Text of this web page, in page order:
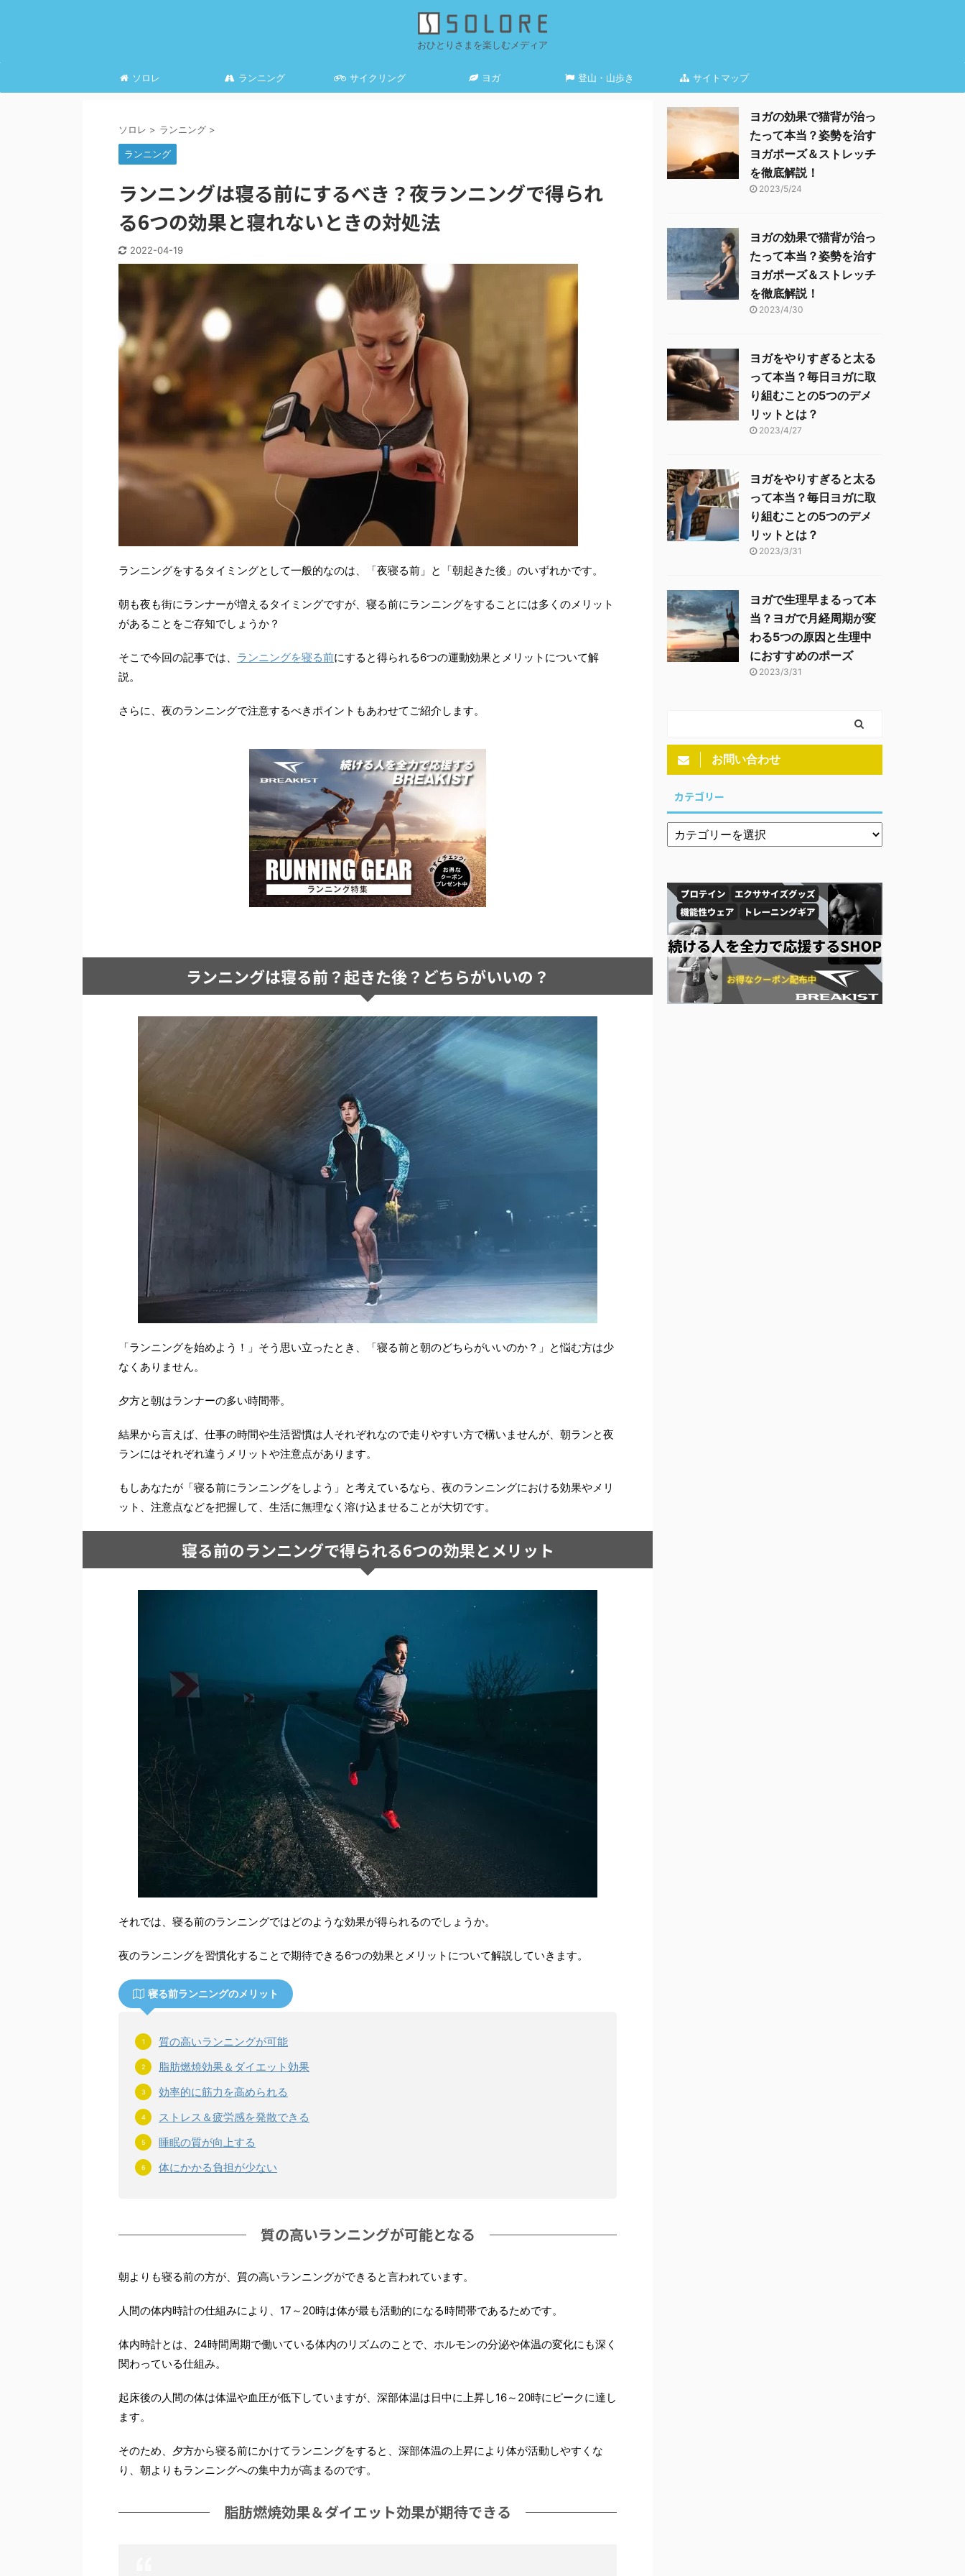
おひとりさまを楽しむメディア
ソロレ ランニング サイクリング ヨガ 登山・山歩き サイトマップ
ソロレ > ランニング >
ランニング
ランニングは寝る前にするべき？夜ランニングで得られ
る6つの効果と寝れないときの対処法
2022-04-19
ランニングをするタイミングとして一般的なのは、「夜寝る前」と「朝起きた後」のいずれかです。
朝も夜も街にランナーが増えるタイミングですが、寝る前にランニングをすることには多くのメリット
があることをご存知でしょうか？
そこで今回の記事では、 ランニングを寝る前にすると得られる6つの運動効果とメリットについて解
説。
さらに、夜のランニングで注意するべきポイントもあわせてご紹介します。
ランニングは寝る前？起きた後？どちらがいいの？
「ランニングを始めよう！」そう思い立ったとき、「寝る前と朝のどちらがいいのか？」と悩む方は少
なくありません。
夕方と朝はランナーの多い時間帯。
結果から言えば、仕事の時間や生活習慣は人それぞれなので走りやすい方で構いませんが、朝ランと夜
ランにはそれぞれ違うメリットや注意点があります。
もしあなたが「寝る前にランニングをしよう」と考えているなら、夜のランニングにおける効果やメリ
ット、注意点などを把握して、生活に無理なく溶け込ませることが大切です。
寝る前のランニングで得られる6つの効果とメリット
それでは、寝る前のランニングではどのような効果が得られるのでしょうか。
夜のランニングを習慣化することで期待できる6つの効果とメリットについて解説していきます。
寝る前ランニングのメリット
質の高いランニングが可能
脂肪燃焼効果＆ダイエット効果
効率的に筋力を高められる
ストレス＆疲労感を発散できる
睡眠の質が向上する
体にかかる負担が少ない
質の高いランニングが可能となる
朝よりも寝る前の方が、質の高いランニングができると言われています。
人間の体内時計の仕組みにより、17～20時は体が最も活動的になる時間帯であるためです。
体内時計とは、24時間周期で働いている体内のリズムのことで、ホルモンの分泌や体温の変化にも深く
関わっている仕組み。
起床後の人間の体は体温や血圧が低下していますが、深部体温は日中に上昇し16～20時にピークに達し
ます。
そのため、夕方から寝る前にかけてランニングをすると、深部体温の上昇により体が活動しやすくな
り、朝よりもランニングへの集中力が高まるのです。
脂肪燃焼効果＆ダイエット効果が期待できる
ヨガの効果で猫背が治っ
たって本当？姿勢を治す
ヨガポーズ＆ストレッチ
を徹底解説！
2023/5/24
ヨガの効果で猫背が治っ
たって本当？姿勢を治す
ヨガポーズ＆ストレッチ
を徹底解説！
2023/4/30
ヨガをやりすぎると太る
って本当？毎日ヨガに取
り組むことの5つのデメ
リットとは？
2023/4/27
ヨガをやりすぎると太る
って本当？毎日ヨガに取
り組むことの5つのデメ
リットとは？
2023/3/31
ヨガで生理早まるって本
当？ヨガで月経周期が変
わる5つの原因と生理中
におすすめのポーズ
2023/3/31
お問い合わせ
カテゴリー